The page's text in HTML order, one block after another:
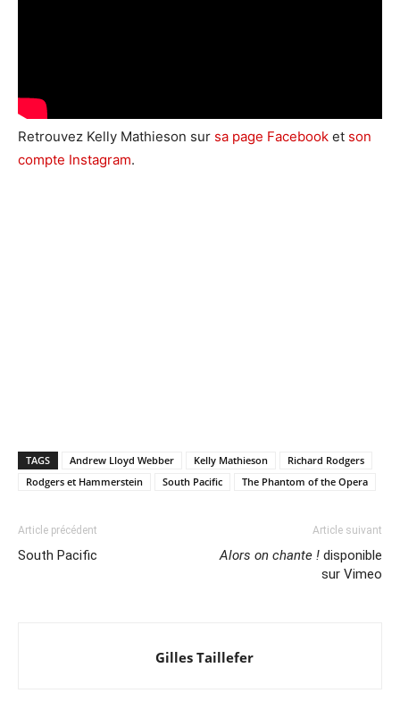
Retrouvez Kelly Mathieson sur sa page Facebook et son
compte Instagram.
TAGS Andrew Lloyd Webber Kelly Mathieson
Richard Rodgers
Rodgers et Hammerstein
South Pacific The Phantom of the Opera
Article précédent
South Pacific
Article suivant
Alors on chante ! disponible
sur Vimeo
Gilles Taillefer